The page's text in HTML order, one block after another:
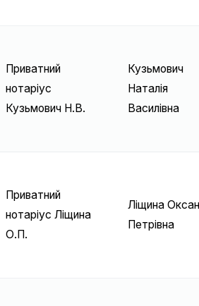
Приватний
нотаріус
Кузьмович Н.В.
Кузьмович
Наталія
Василівна
Приватний
нотаріус Ліщина
О.П.
Ліщина
Петрівна